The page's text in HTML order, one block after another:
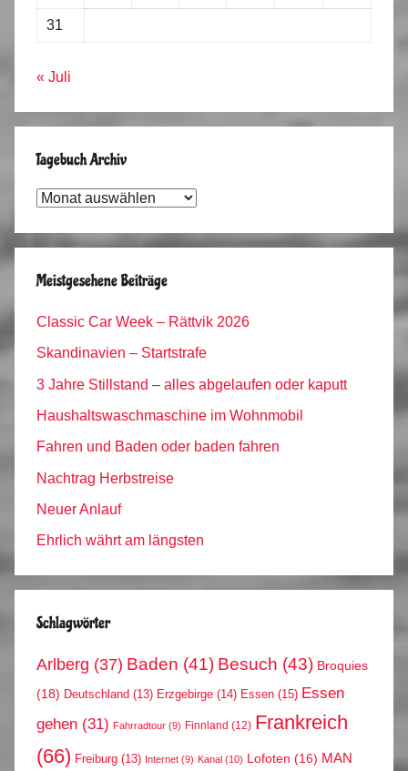
31
« Juli
Tagebuch Archiv
Tagebuch
Meistgesehene Beiträge
Classic Car Week – Rättvik 2026
Skandinavien – Startstrafe
3 Jahre Stillstand – alles abgelaufen oder kaputt
Haushaltswaschmaschine im Wohnmobil
Fahren und Baden oder baden fahren
Nachtrag Herbstreise
Neuer Anlauf
Ehrlich währt am längsten
Schlagwörter
Arlberg (37) Baden (41) Besuch (43) Broquies
(18) Deutschland (13) Erzgebirge (14) Essen (15) Essen
gehen (31) Fahrradtour (9) Finnland (12) Frankreich
(66) Freiburg (13) Internet (9) Kanal (10) Lofoten (16) MAN